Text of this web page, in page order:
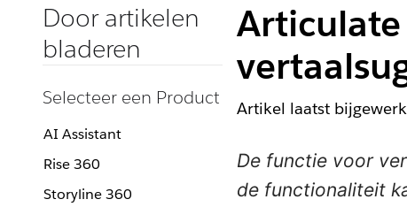
Door artikelen
bladeren
Selecteer een Product
AI Assistant
Rise 360
Storyline 360
Artikel laatst
De functie voor
de functionaliteit